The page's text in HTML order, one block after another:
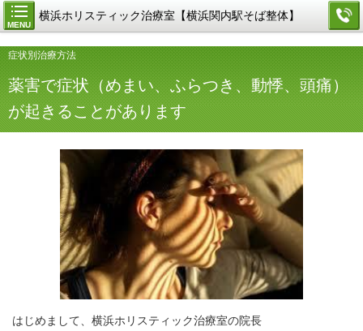
MENU
横浜ホリスティック治療室【横浜関内駅そば整体】
症状別治療方法
薬害で症状（めまい、ふらつき、動悸、頭痛）
が起きることがあります
はじめまして、横浜ホリスティック治療室の院長